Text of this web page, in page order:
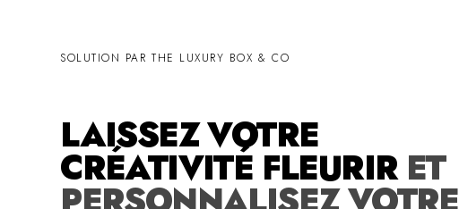
SOLUTION PAR THE LUXURY BOX & CO
LAISSEZ VOTRE
CRÉATIVITÉ FLEURIR ET